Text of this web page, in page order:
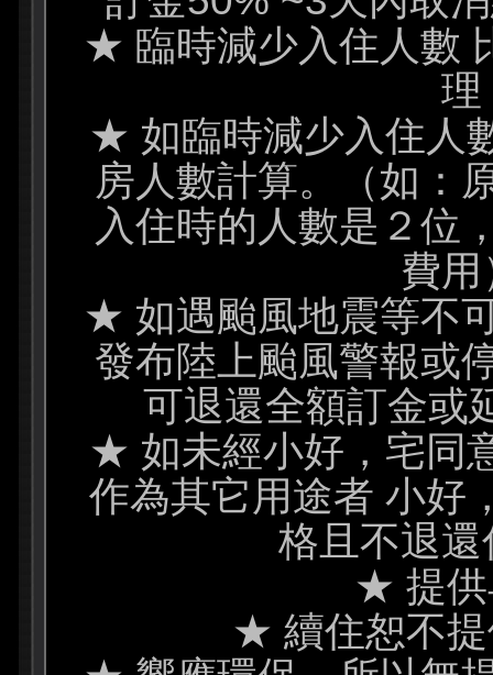
★ 臨時減少入住人數
理
★ 如臨時減少入住人
房人數計算。（如：
入住時的人數是２位
費用
★ 如遇颱風地震等不
發布陸上颱風警報或
可退還全額訂金或
★ 如未經小好，宅同
作為其它用途者 小好
格且不退
★ 提供
★ 續住恕不